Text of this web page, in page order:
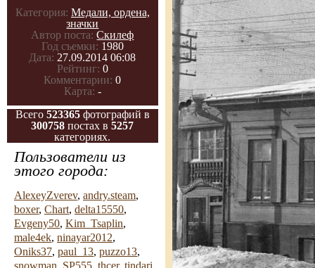
Категория: Медали, ордена,
значки
Автор поста: Скилеф
Год съемки: 1980
Дата: 27.09.2014 06:08
Рейтинг: 0
Комментарии: 0
Карта: -
Всего 523365 фотографий в
300758 постах в5257
категориях.
Пользователи из
этого города:
AlexeyZverev, andry.steam,
boxer, Chart, delta15550,
Evgeny50, Kim_Tsaplin,
male4ek, ninayar2012,
Oniks37, paul_13, puzzo13,
snowman, SP555, thcer, tindari,